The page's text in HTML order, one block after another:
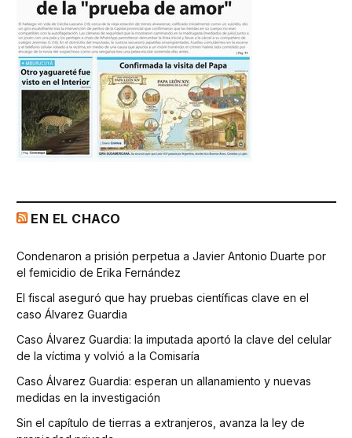
EN EL CHACO
Condenaron a prisión perpetua a Javier Antonio Duarte por
el femicidio de Erika Fernández
El fiscal aseguró que hay pruebas científicas clave en el
caso Álvarez Guardia
Caso Álvarez Guardia: la imputada aportó la clave del celular
de la víctima y volvió a la Comisaría
Caso Álvarez Guardia: esperan un allanamiento y nuevas
medidas en la investigación
Sin el capítulo de tierras a extranjeros, avanza la ley de